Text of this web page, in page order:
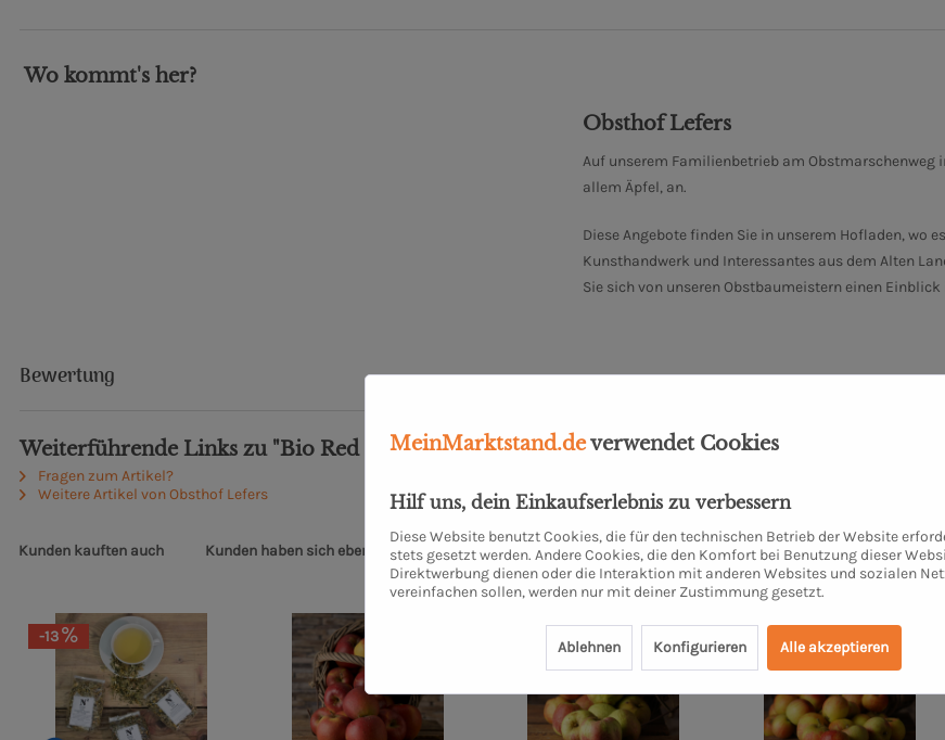
Wo kommt's her?
Obsthof Lefers
Auf unserem Familienbetrieb am Obstmarschenweg
allem Äpfel, an.
Diese Angebote finden Sie in unserem Hofladen, wo
Kunsthandwerk und Interessantes aus dem Alten
Sie sich von unseren Obstbaumeistern einen Einblick
Bewertung
Weiterführende Links zu "Bio Red Prince"
Fragen zum Artikel?
Weitere Artikel von Obsthof Lefers
Kunden kauften auch Kunden haben sich ebenfalls angesehen
-13
MeinMarktstand.deverwendet Cookies
Hilf uns, dein Einkaufserlebnis zu verbessern
Diese Website benutzt Cookies, die für den technischen Betrieb der Website
stets gesetzt werden. Andere Cookies, die den Komfort bei Benutzung dieser
Direktwerbung dienen oder die Interaktion mit anderen Websites und sozialen
vereinfachen sollen, werden nur mit deiner Zustimmung gesetzt.
Ablehnen Konfigurieren Alle akzeptieren